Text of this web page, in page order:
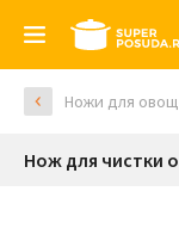
Ножи для
Нож для чистки